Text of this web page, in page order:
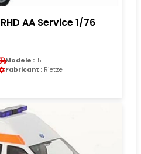
AA Service 1/76
Modele :T5
Fabricant : Rietze